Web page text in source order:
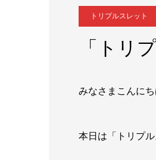
トリプルスレット
「トリ
みなさまこんに
本日は「トリプ